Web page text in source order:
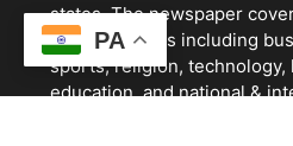
states. The newspaper
range of topics including
sports, religion, technology,
education, and national &
PA